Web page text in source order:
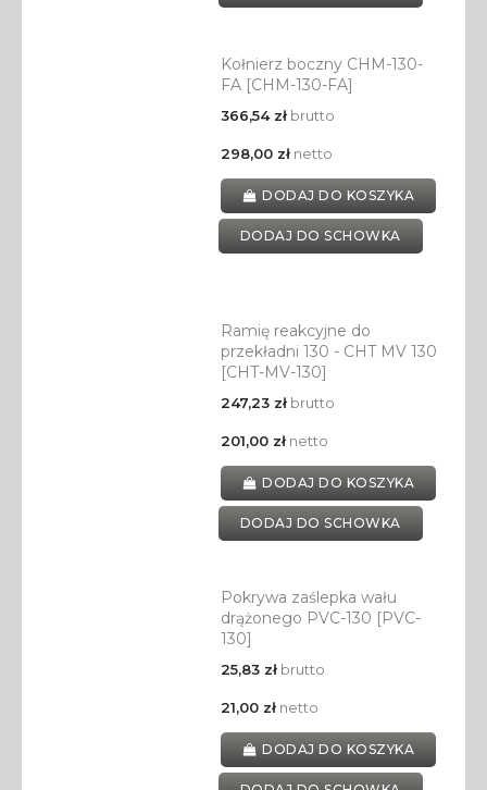
Kołnierz boczny CHM-130-
FA [CHM-130-FA]
366,54 złbrutto
298,00 złnetto
DODAJ DO KOSZYKA
DODAJ DO SCHOWKA
Ramię reakcyjne do
przekładni 130 - CHT MV 130
[CHT-MV-130]
247,23 złbrutto
201,00 złnetto
DODAJ DO KOSZYKA
DODAJ DO SCHOWKA
Pokrywa zaślepka wału
drążonego PVC-130 [PVC-
130]
25,83 złbrutto
21,00 złnetto
DODAJ DO KOSZYKA